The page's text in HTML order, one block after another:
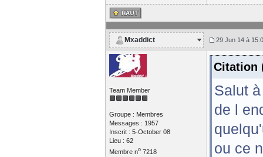
Mxaddict 29 Jun 14 à
Team Member
Groupe : Membres
Messages : 1957
Inscrit : 5-October 08
Lieu : 62
Membre no7218
Citation
Salut
de l
ou ce